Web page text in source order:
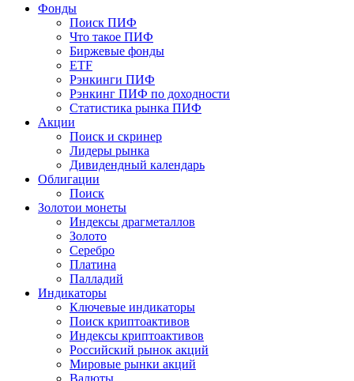
Фонды
Поиск ПИФ
Что такое ПИФ
Биржевые фонды
ETF
Рэнкинги ПИФ
Рэнкинг ПИФ по доходности
Статистика рынка ПИФ
Акции
Поиск и скринер
Лидеры рынка
Дивидендный календарь
Облигации
Поиск
Золотои монеты
Индексы драгметаллов
Золото
Серебро
Платина
Палладий
Индикаторы
Ключевые индикаторы
Поиск криптоактивов
Индексы криптоактивов
Российский рынок акций
Мировые рынки акций
Валюты